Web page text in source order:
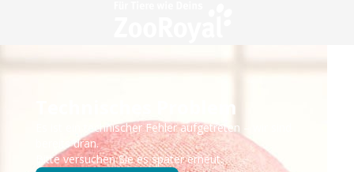
Technisches Problem
Es ist ein technischer Fehler aufgetreten – wir sind
bereits dran.
Bitte versuchen Sie es später erneut.